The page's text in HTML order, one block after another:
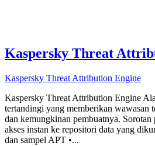
Kaspersky Threat
Kaspersky Threat Attribution Engine
Kaspersky Threat Attribution Engine
tertandingi yang memberikan wawasan
dan kemungkinan pembuatnya.
akses instan ke repositori data yang
dan sampel APT •...